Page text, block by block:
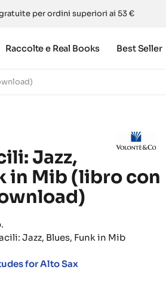
per ordini superiori ai 53 €
Raccolte e Real Books Best Seller
Jazz,
in Mib (libro con
Jazz, Blues, Funk in Mib
for Alto Sax